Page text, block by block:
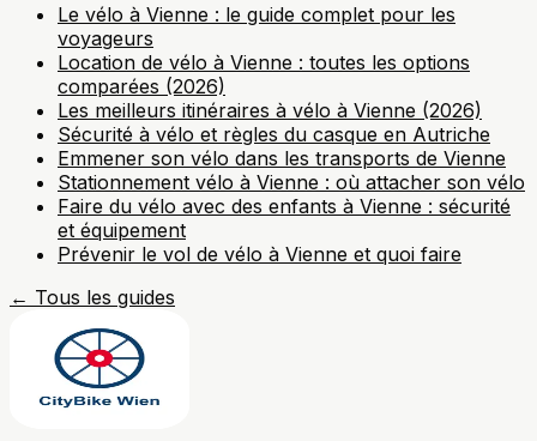
Le vélo à Vienne : le guide complet pour les
voyageurs
Location de vélo à Vienne : toutes les options
comparées (2026)
Les meilleurs itinéraires à vélo à Vienne (2026)
Sécurité à vélo et règles du casque en Autriche
Emmener son vélo dans les transports de Vienne
Stationnement vélo à Vienne : où attacher son vélo
Faire du vélo avec des enfants à Vienne : sécurité
et équipement
Prévenir le vol de vélo à Vienne et quoi faire
← Tous les guides